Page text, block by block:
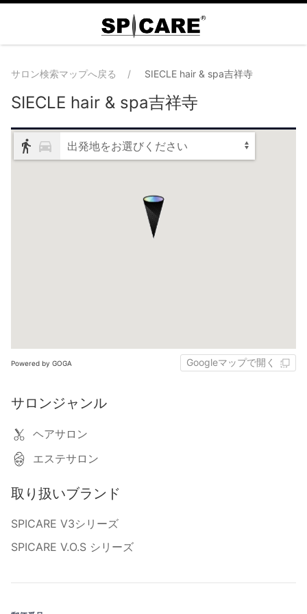
サロン検索マップへ戻る SIECLE hair & spa吉祥寺
SIECLE hair & spa吉祥寺
出発地をお選びください
Powered by GOGA Googleマップで開く
サロンジャンル
ヘアサロン
エステサロン
取り扱いブランド
SPICARE V3シリーズ
SPICARE V.O.S シリーズ